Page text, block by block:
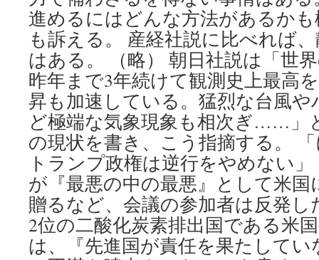
進めるにはどんな方法があるか
も訴える。 産経社説に比べれば
はある。 （略） 朝日社説は「世
昨年まで3年続けて観測史上最高
昇も加速している。猛烈な台風
ど極端な気象現象も相次ぎ……」
の現状を書き、こう指摘する。
トランプ政権は逆行をやめない
が『最悪の中の最悪』として米国
贈るなど、会議の参加者は反発し
2位の二酸化炭素排出国である米
は、『先進国が責任を果たして